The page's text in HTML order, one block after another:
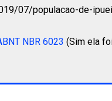
07/populacao-de-
NBR 6023 (Sim ela